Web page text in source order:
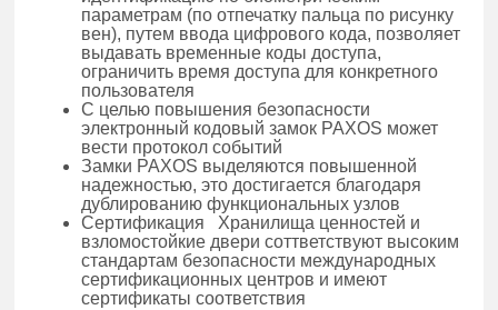
параметрам (по отпечатку пальца по рисунку
вен), путем ввода цифрового кода, позволяет
выдавать временные коды доступа,
ограничить время доступа для конкретного
пользователя
С целью повышения безопасности
электронный кодовый замок PAXOS может
вести протокол событий
Замки PAXOS выделяются повышенной
надежностью, это достигается благодаря
дублированию функциональных узлов
Сертификация Хранилища ценностей и
взломостойкие двери соттветствуют высоким
стандартам безопасности международных
сертификационных центров и имеют
сертификаты соответствия